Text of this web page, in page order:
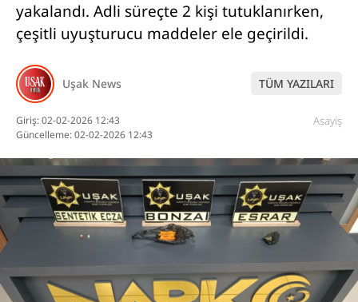
WhatsApp İhbar
Hattı
Facebook
SİYASET
UŞAK’TA BUGÜN VEFAT EDENLER
BÖLGESEL HABERLER
DİĞER
yakalandı. Adli süreçte 2 kişi tutuklanırken,
çeşitli uyuşturucu maddeler ele geçirildi.
Uşak News TÜM YAZILARI
Giriş: 02-02-2026 12:43
Güncelleme: 02-02-2026 12:43
Asayiş